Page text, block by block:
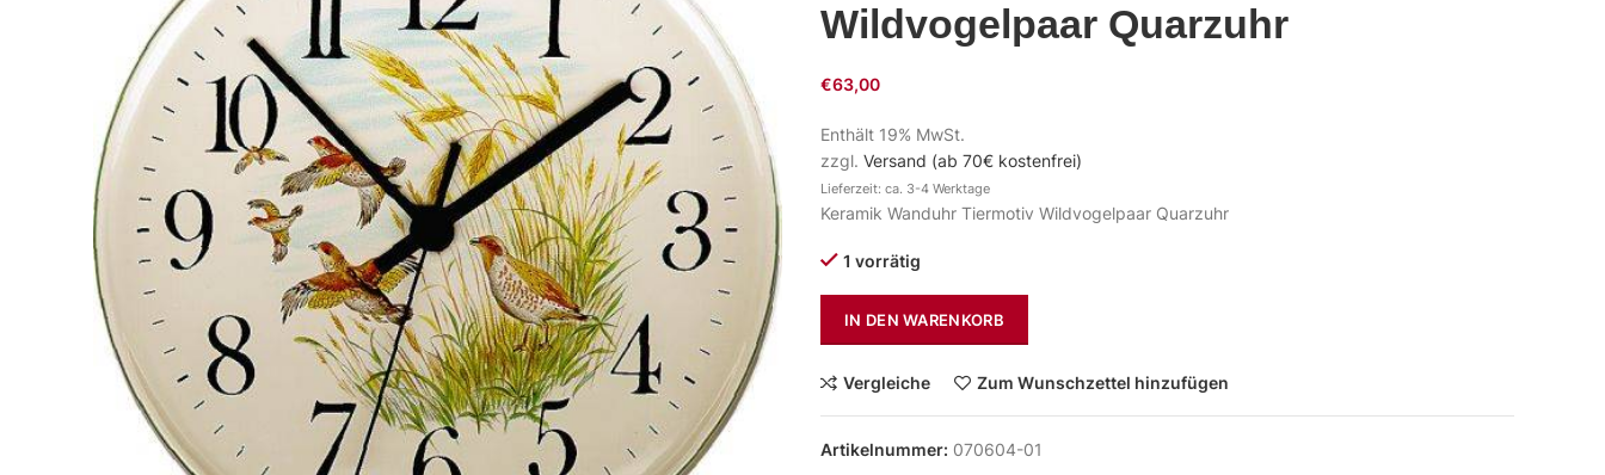
Wildvogelpaar Quarzuhr
€63,00
Enthält 19% MwSt.
zzgl. Versand (ab 70€ kostenfrei)
Lieferzeit: ca. 3-4 Werktage
Keramik Wanduhr Tiermotiv Wildvogelpaar Quarzuhr
1 vorrätig
IN DEN WARENKORB
Vergleiche Zum Wunschzettel hinzufügen
Artikelnummer: 070604-01